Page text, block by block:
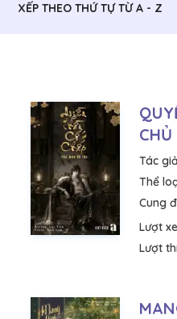
XẾP THEO THỨ TỰ TỪ A - Z
Tác
Thể
Cung
Lượt
Lượt